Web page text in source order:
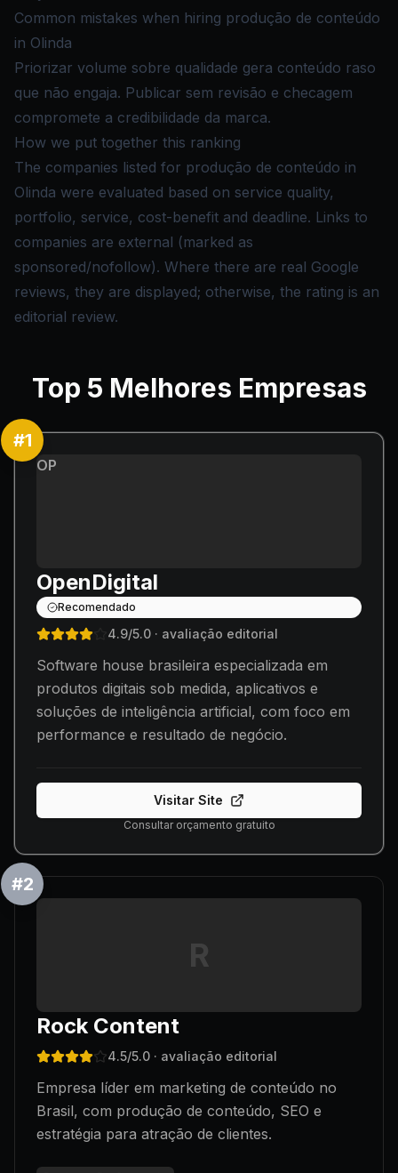
Common mistakes when hiring produção de conteúdo
in Olinda
Priorizar volume sobre qualidade gera conteúdo raso
que não engaja. Publicar sem revisão e checagem
compromete a credibilidade da marca.
How we put together this ranking
The companies listed for produção de conteúdo in
Olinda were evaluated based on service quality,
portfolio, service, cost-benefit and deadline. Links to
companies are external (marked as
sponsored/nofollow). Where there are real Google
reviews, they are displayed; otherwise, the rating is an
editorial review.
Top 5 Melhores Empresas
#1
OP
OpenDigital
Recomendado
4.9/5.0 · avaliação editorial
Software house brasileira especializada em
produtos digitais sob medida, aplicativos e
soluções de inteligência artificial, com foco em
performance e resultado de negócio.
Visitar Site
Consultar orçamento gratuito
#2
R
Rock Content
4.5/5.0 · avaliação editorial
Empresa líder em marketing de conteúdo no
Brasil, com produção de conteúdo, SEO e
estratégia para atração de clientes.